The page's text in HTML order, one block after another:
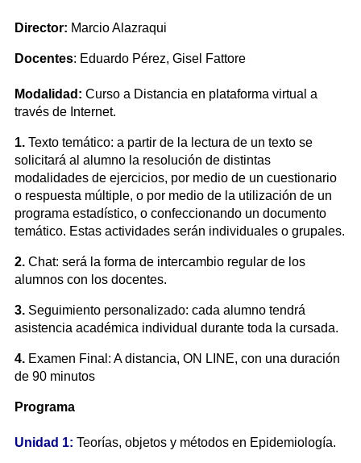
Director: Marcio Alazraqui
Docentes: Eduardo Pérez, Gisel Fattore
Modalidad: Curso a Distancia en plataforma virtual a
través de Internet.
1. Texto temático: a partir de la lectura de un texto se
solicitará al alumno la resolución de distintas
modalidades de ejercicios, por medio de un cuestionario
o respuesta múltiple, o por medio de la utilización de un
programa estadístico, o confeccionando un documento
temático. Estas actividades serán individuales o grupales.
2. Chat: será la forma de intercambio regular de los
alumnos con los docentes.
3. Seguimiento personalizado: cada alumno tendrá
asistencia académica individual durante toda la cursada.
4. Examen Final: A distancia, ON LINE, con una duración
de 90 minutos
Programa
Unidad 1: Teorías, objetos y métodos en Epidemiología.